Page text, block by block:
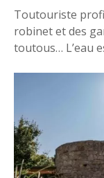
Toutouriste
robinet et des
toutous… L’eau